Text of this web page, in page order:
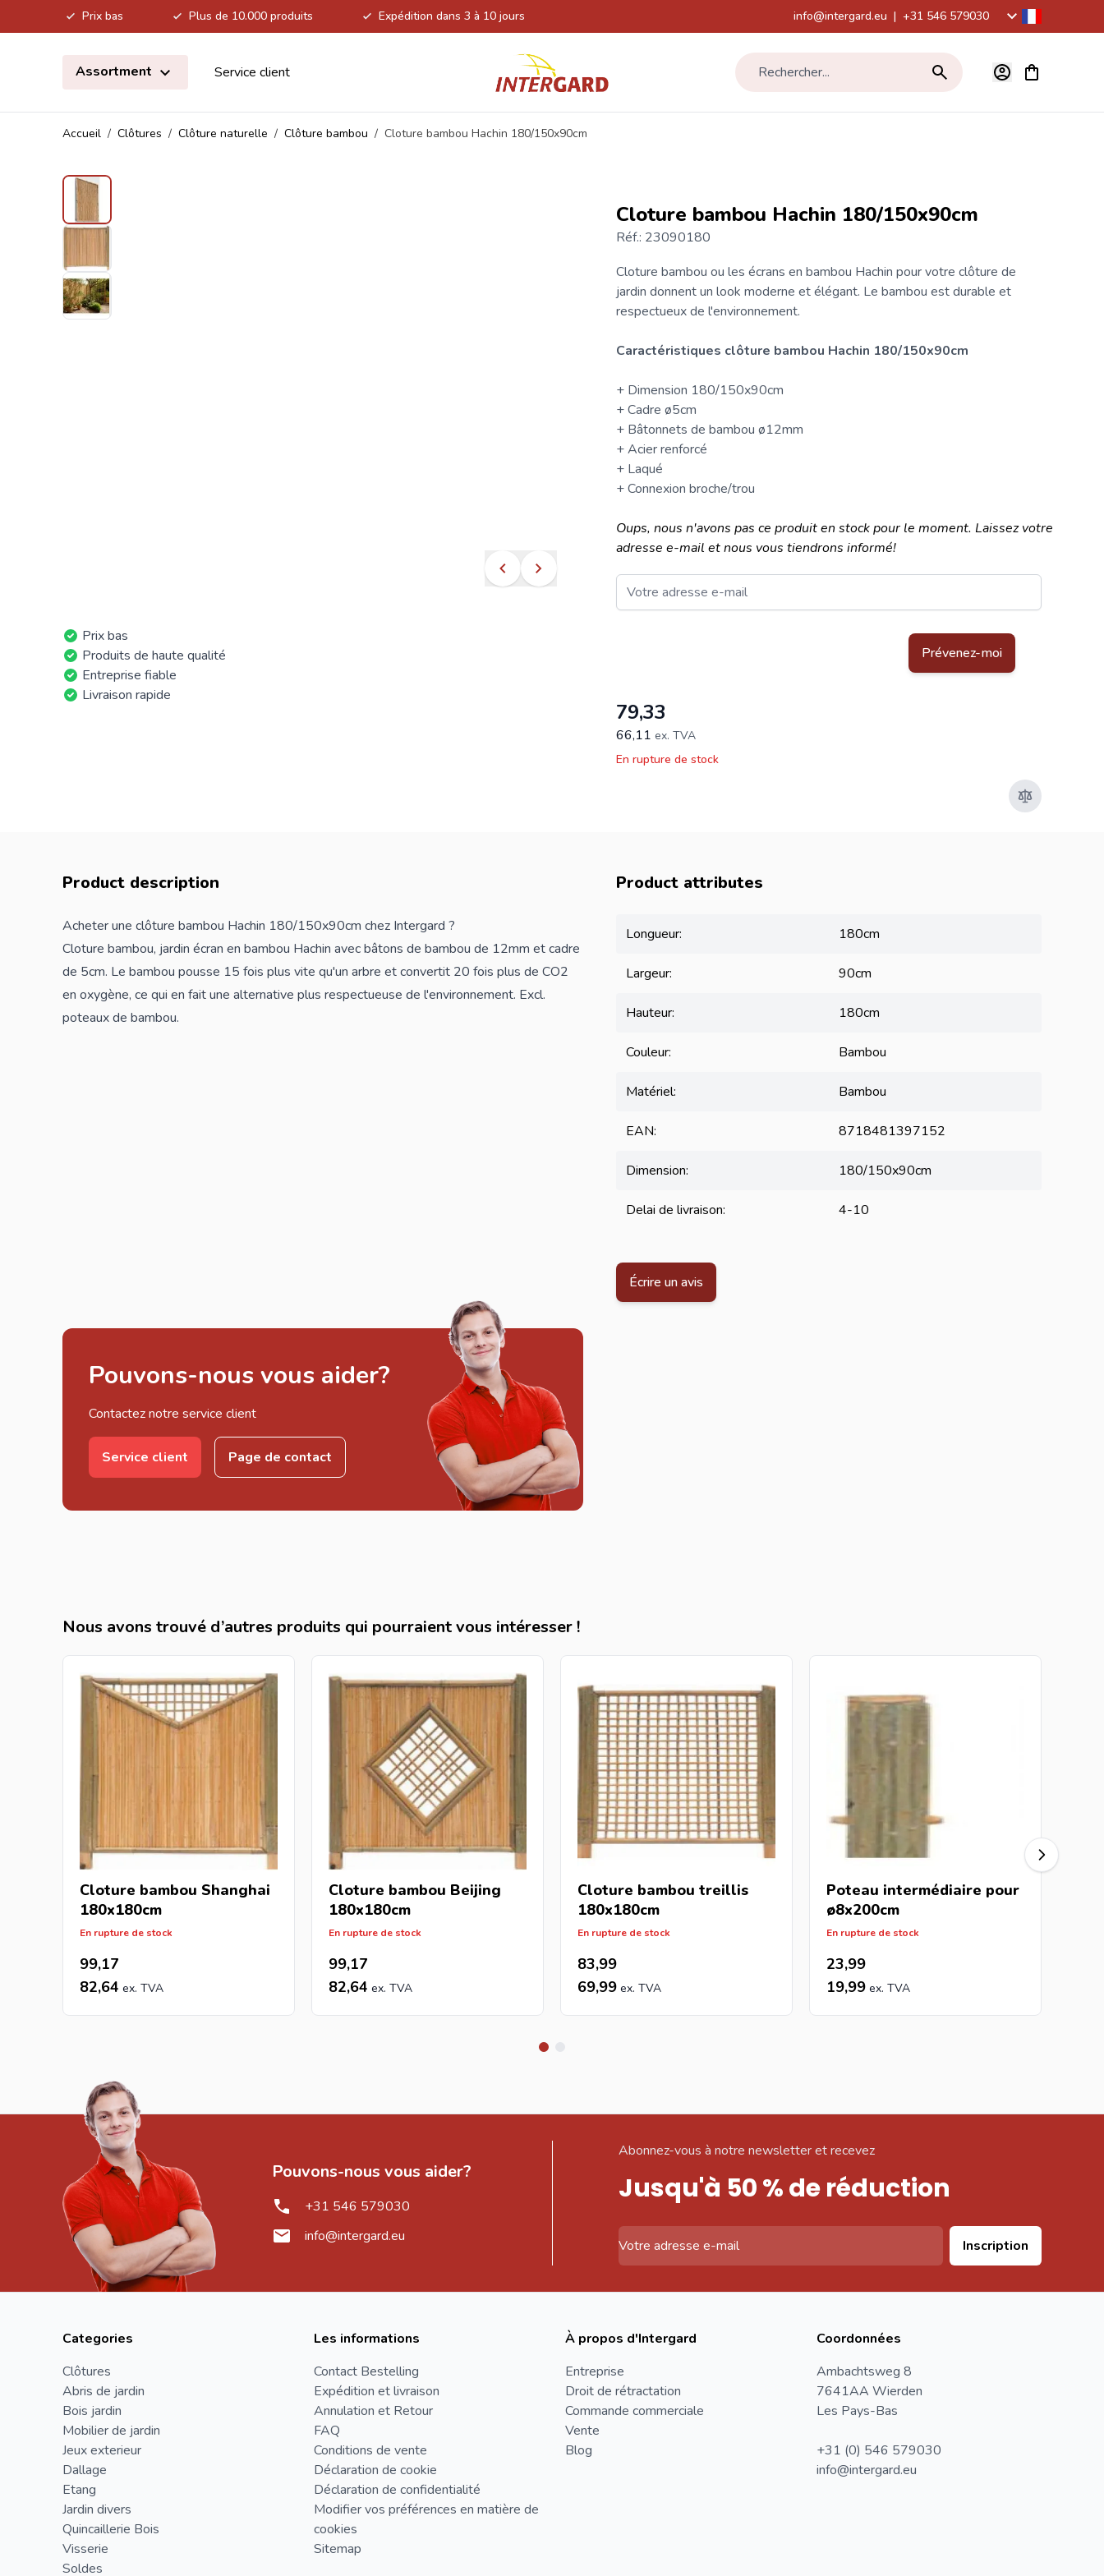
Prix bas Plus de 10.000 produits Expédition dans 3 à 10 jours info@intergard.eu | +31 546 579030
Assortment
Service client Rechercher... Voir le
Accueil / Clôtures / Clôture naturelle / Clôture bambou / Cloture bambou Hachin 180/150x90cm
Prix bas
Produits de haute qualité
Entreprise fiable
Livraison rapide
Cloture bambou Hachin 180/150x90cm
Réf.: 23090180
Cloture bambou ou les écrans en bambou Hachin pour votre clôture de
jardin donnent un look moderne et élégant. Le bambou est durable et
respectueux de l'environnement.
Caractéristiques clôture bambou Hachin 180/150x90cm
+ Dimension 180/150x90cm
+ Cadre ø5cm
+ Bâtonnets de bambou ø12mm
+ Acier renforcé
+ Laqué
+ Connexion broche/trou
Oups, nous n'avons pas ce produit en stock pour le moment. Laissez votre
adresse e-mail et nous vous tiendrons informé!
Email
Politique de confidentialité de Google
Prévenez-moi
79,33
66,11 ex. TVA
En rupture de stock
Product description
Acheter une clôture bambou Hachin 180/150x90cm chez Intergard ?
Cloture bambou, jardin écran en bambou Hachin avec bâtons de bambou de 12mm et cadre
de 5cm. Le bambou pousse 15 fois plus vite qu'un arbre et convertit 20 fois plus de CO2
en oxygène, ce qui en fait une alternative plus respectueuse de l'environnement. Excl.
poteauxde bambou.
Product attributes
Longueur: 180cm
Largeur: 90cm
Hauteur: 180cm
Couleur: Bambou
Matériel: Bambou
EAN: 8718481397152
Dimension: 180/150x90cm
Delai de livraison: 4-10
Pouvons-nous vous aider?
Contactez notre service client
Service client Page de contact
Écrire un avis
Nous avons trouvé d’autres produits qui pourraient vous intéresser !
Cloture bambou Shanghai
180x180cm
En rupture de stock
99,17
82,64
Cloture bambou Beijing
180x180cm
En rupture de stock
99,17
82,64
Cloture bambou treillis
180x180cm
En rupture de stock
83,99
69,99
Poteau intermédiaire pour
ø8x200cm
En rupture de stock
23,99
19,99
Pouvons-nous vous aider?
+31 546 579030
info@intergard.eu
Abonnez-vous à notre newsletter et recevez
Jusqu'à 50 % de réduction
Inscription
Categories
Clôtures
Abris de jardin
Bois jardin
Mobilier de jardin
Jeux exterieur
Dallage
Etang
Jardin divers
Quincaillerie Bois
Visserie
Soldes
Les informations
Contact Bestelling
Expédition et livraison
Annulation et Retour
FAQ
Conditions de vente
Déclaration de cookie
Déclaration de confidentialité
Modifier vos préférences en matière de
cookies
Sitemap
À propos d'Intergard
Entreprise
Droit de rétractation
Commande commerciale
Vente
Blog
Coordonnées
Ambachtsweg 8
7641AA Wierden
Les Pays-Bas
+31 (0) 546 579030
info@intergard.eu